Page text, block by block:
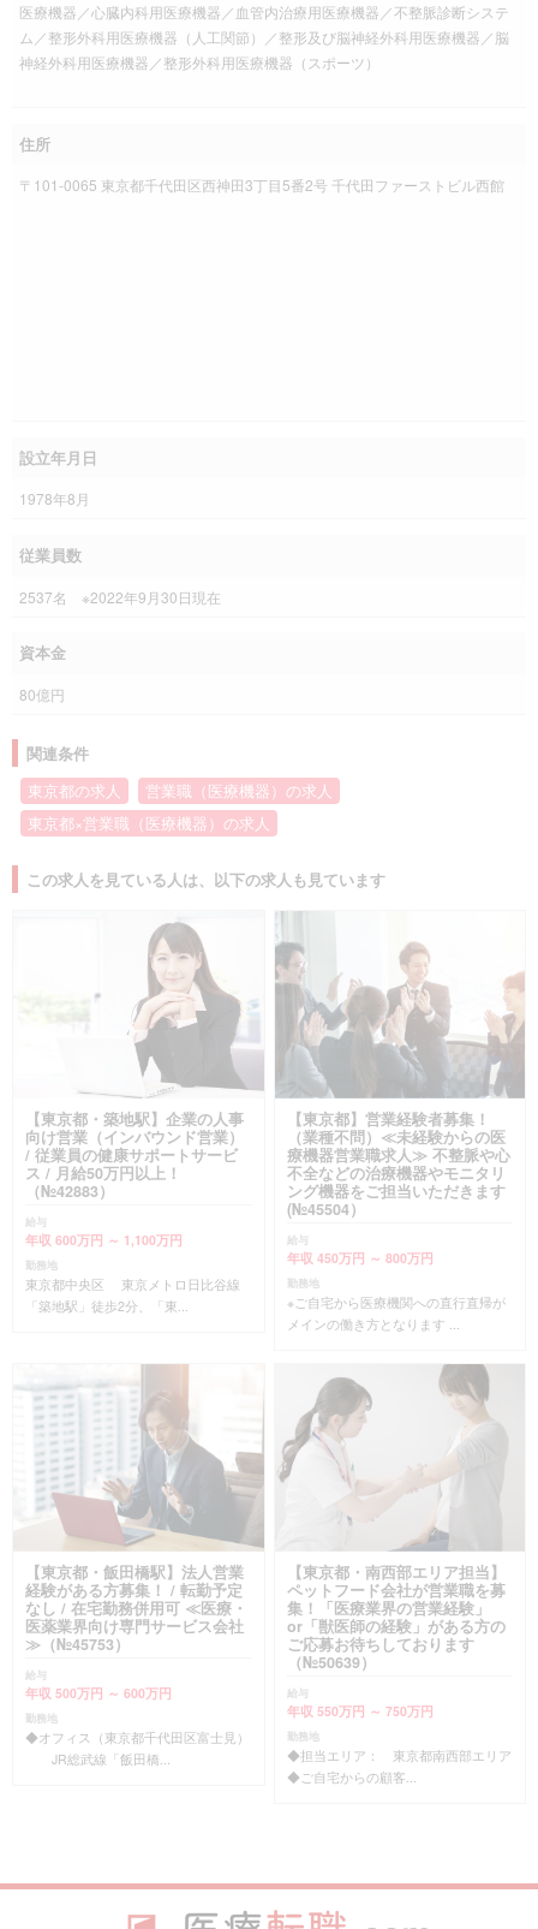
医療機器／心臓内科用医療機器／血管内治療用医療機器／不整脈診断システ
ム／整形外科用医療機器（人工関節）／整形及び脳神経外科用医療機器／脳
神経外科用医療機器／整形外科用医療機器（スポーツ）
住所
〒101-0065 東京都千代田区西神田3丁目5番2号 千代田ファーストビル西館
設立年月日
1978年8月
従業員数
2537名 ※2022年9月30日現在
資本金
80億円
関連条件
東京都の求人
営業職（医療機器）の求人
東京都×営業職（医療機器）の求人
この求人を見ている人は、以下の求人も見ています
【東京都・築地駅】企業の人事
向け営業（インバウンド営業）
/ 従業員の健康サポートサービ
ス / 月給50万円以上！
（№42883）
給与
年収 600万円 ～ 1,100万円
勤務地
東京都中央区 東京メトロ日比谷線
「築地駅」徒歩2分、「東...
【東京都】営業経験者募集！
（業種不問）≪未経験からの医
療機器営業職求人≫ 不整脈や心
不全などの治療機器やモニタリ
ング機器をご担当いただきます
(№45504）
給与
年収 450万円 ～ 800万円
勤務地
※ご自宅から医療機関への直行直帰が
メインの働き方となります ...
【東京都・飯田橋駅】法人営業
経験がある方募集！ / 転勤予定
なし / 在宅勤務併用可 ≪医療・
医薬業界向け専門サービス会社
≫（№45753）
給与
年収 500万円 ～ 600万円
勤務地
◆オフィス（東京都千代田区富士見）
JR総武線「飯田橋...
【東京都・南西部エリア担当】
ペットフード会社が営業職を募
集！「医療業界の営業経験」
or「獣医師の経験」がある方の
ご応募お待ちしております
（№50639）
給与
年収 550万円 ～ 750万円
勤務地
◆担当エリア： 東京都南西部エリア
◆ご自宅からの顧客...